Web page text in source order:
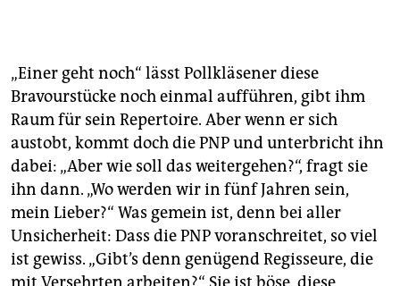
„Einer geht noch“ lässt Pollkläsener diese
Bravourstücke noch einmal aufführen, gibt ihm
Raum für sein Repertoire. Aber wenn er sich
austobt, kommt doch die PNP und unterbricht ihn
dabei: „Aber wie soll das weitergehen?“, fragt sie
ihn dann. „Wo werden wir in fünf Jahren sein,
mein Lieber?“ Was gemein ist, denn bei aller
Unsicherheit: Dass die PNP voranschreitet, so viel
ist gewiss. „Gibt’s denn genügend Regisseure, die